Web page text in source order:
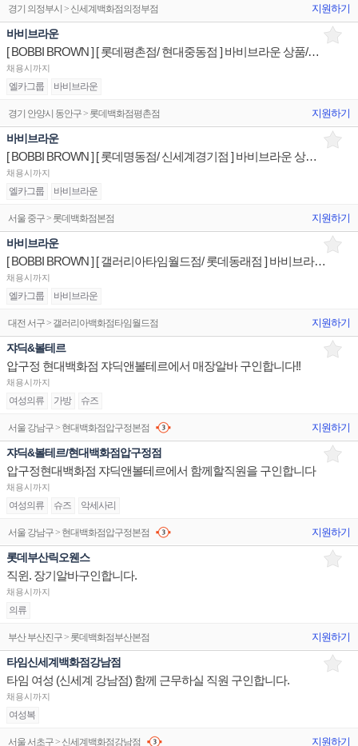
경기 의정부시 > 신세계백화점의정부점 지원하기
바비브라운
[ BOBBI BROWN ] [ 롯데평촌점/ 현대중동점 ] 바비브라운 상품/진열/지원 매장판매사원
채용시까지
엘카그룹 바비브라운
경기 안양시 동안구 > 롯데백화점평촌점 지원하기
바비브라운
[ BOBBI BROWN ] [ 롯데명동점/ 신세계경기점 ] 바비브라운 상품/진열/지원 매장판매사원
채용시까지
엘카그룹 바비브라운
서울 중구 > 롯데백화점본점 지원하기
바비브라운
[ BOBBI BROWN ] [ 갤러리아타임월드점/ 롯데동래점 ] 바비브라운 상품/진열/지원 매장판매사원
채용시까지
엘카그룹 바비브라운
대전 서구 > 갤러리아백화점타임월드점 지원하기
쟈딕&볼테르
압구정 현대백화점 쟈딕앤볼테르에서 매장알바 구인합니다!!
채용시까지
여성의류 가방 슈즈
서울 강남구 > 현대백화점압구정본점 지원하기
쟈딕&볼테르/현대백화점압구정점
압구정현대백화점 쟈딕앤볼테르에서 함께할직원을 구인합니다
채용시까지
여성의류 슈즈 악세사리
서울 강남구 > 현대백화점압구정본점 지원하기
롯데부산릭오웬스
직윈. 장기알바구인합니다.
채용시까지
의류
부산 부산진구 > 롯데백화점부산본점 지원하기
타임신세계백화점강남점
타임 여성 (신세계 강남점) 함께 근무하실 직원 구인합니다.
채용시까지
여성복
서울 서초구 > 신세계백화점강남점 지원하기